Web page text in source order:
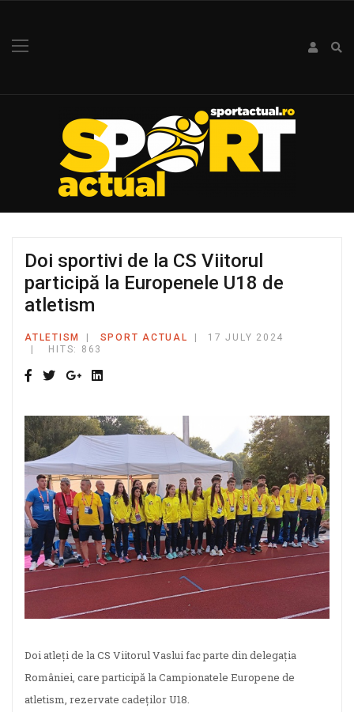
Doi sportivi de la CS Viitorul
participă la Europenele U18 de
atletism
ATLETISM SPORT ACTUAL
17 JULY 2024
HITS: 863
Doi atleți de la CS Viitorul Vaslui fac parte din delegația
României, care participă la Campionatele Europene de
atletism, rezervate cadeților U18.